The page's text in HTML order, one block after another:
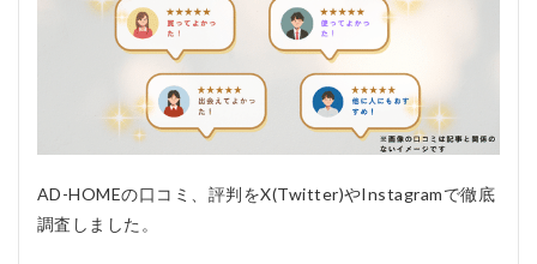
Q1：
どの
くら
い費
AD-HOMEの口コミ、評判をX(Twitter)やInstagramで徹底
調査しました。